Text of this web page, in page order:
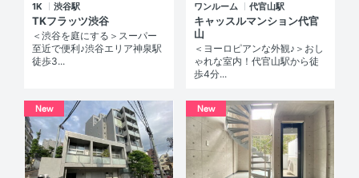
1K 渋谷駅
TKフラッツ渋谷
＜渋谷を庭にする＞スーパー
至近で便利♪渋谷エリア神泉駅
徒歩3...
ワンルーム 代官山駅
キャッスルマンション代官
山
＜ヨーロピアンな外観♪＞おし
ゃれな室内！代官山駅から徒
歩4分...
New New